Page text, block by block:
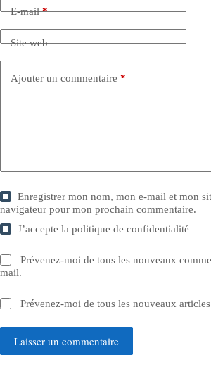
E-mail*
Site web
Ajouter un commentaire *
Enregistrer mon nom, mon e-mail et mon
navigateur pour mon prochain commentaire.
J’accepte lapolitique de confidentialité
Prévenez-moi de tous les nouveaux
mail.
Prévenez-moi de tous les nouveaux
Laisser un commentaire